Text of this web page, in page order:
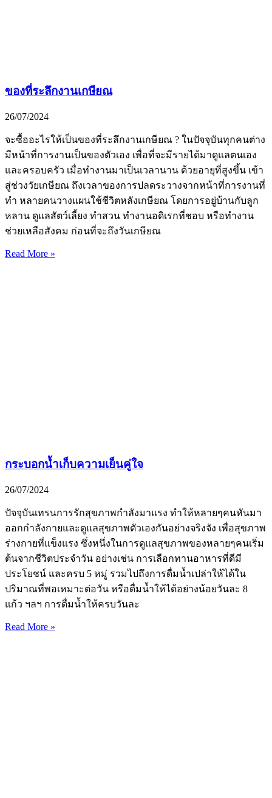
ของที่ระลึกงานเกษียณ
26/07/2024
จะซื้ออะไรให้เป็นของที่ระลึกงานเกษียณ ? ในปัจจุบันทุกคนต่าง
มีหน้าที่การงานเป็นของตัวเอง เพื่อที่จะมีรายได้มาดูแลตนเอง
และครอบครัว เมื่อทำงานมาเป็นเวลานาน ด้วยอายุที่สูงขึ้น เข้า
สู่ช่วงวัยเกษียณ ถึงเวลาของการปลดระวางจากหน้าที่การงานที่
ทำ หลายคนวางแผนใช้ชีวิตหลังเกษียณ โดยการอยู่บ้านกับลูก
หลาน ดูแลสัตว์เลี้ยง ทำสวน ทำงานอดิเรกที่ชอบ หรือทำงาน
ช่วยเหลือสังคม ก่อนที่จะถึงวันเกษียณ
Read More »
กระบอกน้ำเก็บความเย็นคู่ใจ
26/07/2024
ปัจจุบันเทรนการรักสุขภาพกำลังมาแรง ทำให้หลายๆคนหันมา
ออกกำลังกายและดูแลสุขภาพตัวเองกันอย่างจริงจัง เพื่อสุขภาพ
ร่างกายที่แข็งแรง ซึ่งหนึ่งในการดูแลสุขภาพของหลายๆคนเริ่ม
ต้นจากชีวิตประจำวัน อย่างเช่น การเลือกทานอาหารที่ดีมี
ประโยชน์ และครบ 5 หมู่ รวมไปถึงการดื่มน้ำเปล่าให้ได้ใน
ปริมาณที่พอเหมาะต่อวัน หรือดื่มน้ำให้ได้อย่างน้อยวันละ 8
แก้ว ฯลฯ การดื่มน้ำให้ครบวันละ
Read More »